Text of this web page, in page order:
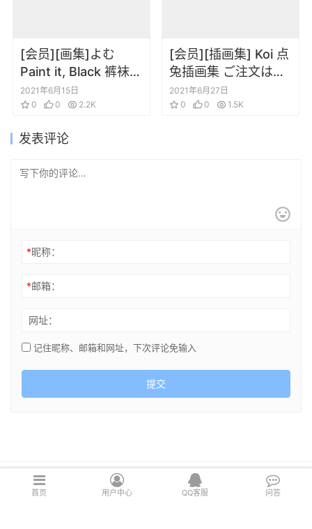
[会员][画集]よむ
Paint it, Black 裤袜插
画集
2021年6月15日
0
0 2.2K
[会员][插画集] Koi 点
兔插画集 ご注文はう
さぎですか？ Café
du Soleil
2021年6月27日
0
0 1.5K
发表评论
*昵称：
*邮箱：
网址：
记住昵称、邮箱和网址，下次评论免输入
提交
Copyright © 2021 cghsj.com 版权所有 Powered by 绘世界
首页 用户中心 QQ客服 问答